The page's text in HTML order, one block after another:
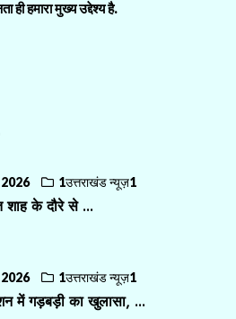
ही हमारा मुख्य उद्देश्य है.
1उत्तराखंड न्यूज़1
शाह के दौरे से ...
1उत्तराखंड न्यूज़1
में गड़बड़ी का खुलासा, ...